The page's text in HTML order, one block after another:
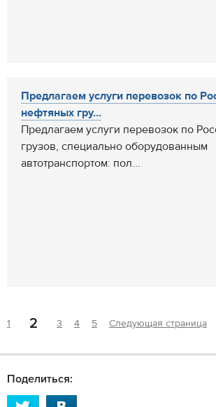
Предлагаем услуги перевозок по
нефтяных гру...
Предлагаем услуги перевозок по
грузов, специально оборудованным
автотранспортом: пол...
1 2 3 4 5 Следующая страница
Поделиться: